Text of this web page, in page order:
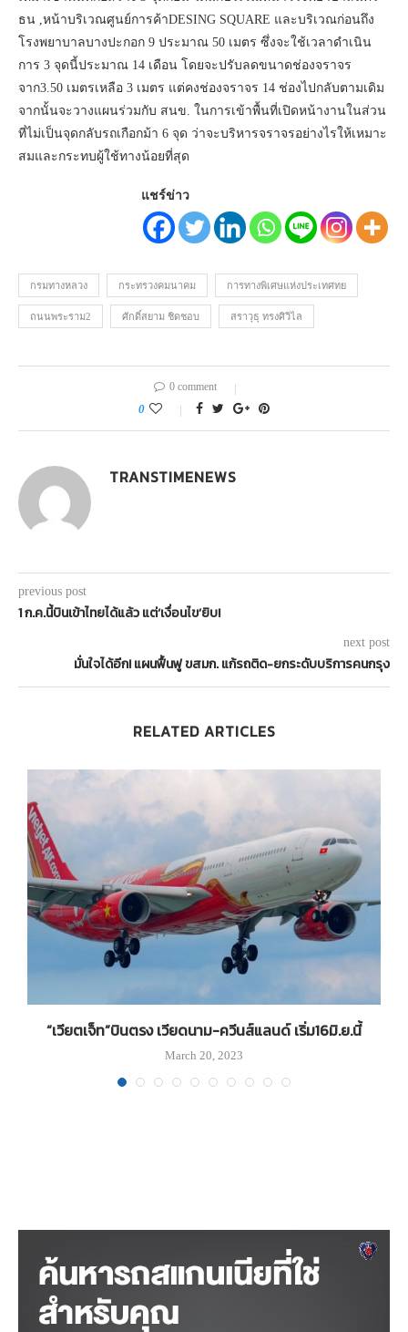
ธน ,หน้าบริเวณศูนย์การค้าDESING SQUARE และบริเวณก่อนถึง
โรงพยาบาลบางปะกอก 9 ประมาณ 50 เมตร ซึ่งจะใช้เวลาดำเนิน
การ 3 จุดนี้ประมาณ 14 เดือน โดยจะปรับลดขนาดช่องจราจร
จาก3.50 เมตรเหลือ 3 เมตร แต่คงช่องจราจร 14 ช่องไปกลับตามเดิม
จากนั้นจะวางแผนร่วมกับ สนข. ในการเข้าพื้นที่เปิดหน้างานในส่วน
ที่ไม่เป็นจุดกลับรถเกือกม้า 6 จุด ว่าจะบริหารจราจรอย่างไรให้เหมาะ
สมและกระทบผู้ใช้ทางน้อยที่สุด
แชร์ข่าว
กรมทางหลวง กระทรวงคมนาคม การทางพิเศษแห่งประเทศทย
ถนนพระราม2 ศักดิ์สยาม ชิดชอบ สราวุธุ ทรงศิวิไล
0 comment
0
TRANSTIMENEWS
previous post
1 ก.ค.นี้บินเข้าไทยได้แล้ว แต่‘เงื่อนไข’ยิบ!
next post
มั่นใจได้อีก! แผนฟื้นฟู ขสมก. แก้รถติด-ยกระดับบริการคนกรุง
RELATED ARTICLES
“เวียตเจ็ท”บินตรง เวียดนาม-ควีนส์แลนด์ เริ่ม16มิ.ย.นี้
March 20, 2023